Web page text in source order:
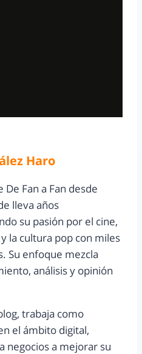
Haro
De Fan a Fan desde
lleva años
su pasión por el cine,
la cultura pop con miles
Su enfoque mezcla
análisis y opinión
trabaja como
el ámbito digital,
negocios a mejorar su